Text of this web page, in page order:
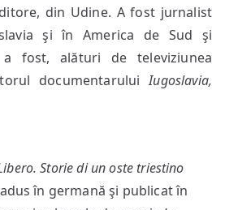
din Udine. A fost jurnalist
şi în America de Sud şi
fost, alături de televiziunea
documentaruluiIugoslavia,
Storie di un oste triestino
în germană şi publicat în